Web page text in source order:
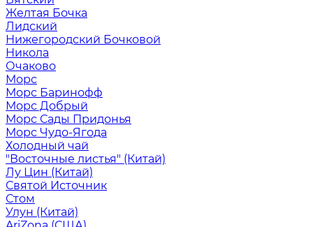
Желтая Бочка
Лидский
Нижегородский Бочковой
Никола
Очаково
Морс
Морс Баринофф
Морс Добрый
Морс Сады Придонья
Морс Чудо-Ягода
Холодный чай
"Восточные листья" (Китай)
Лу Цин (Китай)
Святой Источник
Стом
Улун (Китай)